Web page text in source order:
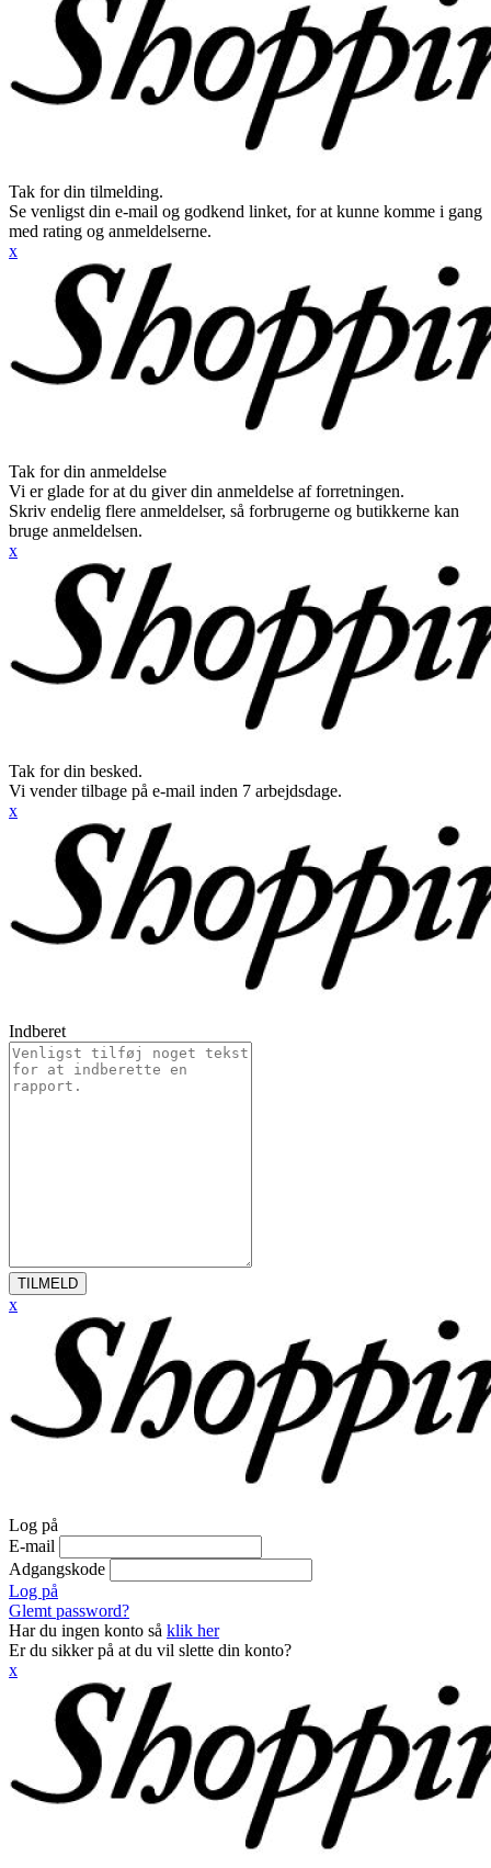
Tak for din tilmelding.
Se venligst din e-mail og godkend linket, for at kunne komme i gang
med rating og anmeldelserne.
x
Tak for din anmeldelse
Vi er glade for at du giver din anmeldelse af forretningen.
Skriv endelig flere anmeldelser, så forbrugerne og butikkerne kan
bruge anmeldelsen.
x
Tak for din besked.
Vi vender tilbage på e-mail inden 7 arbejdsdage.
x
Indberet
TILMELD
x
Log på
E-mail
Adgangskode
Log på
Glemt password?
Har du ingen konto så klik her
Er du sikker på at du vil slette din konto?
x